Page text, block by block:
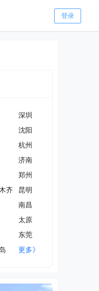
登录
深圳
沈阳
杭州
济南
郑州
齐
昆明
南昌
太原
东莞
更多》